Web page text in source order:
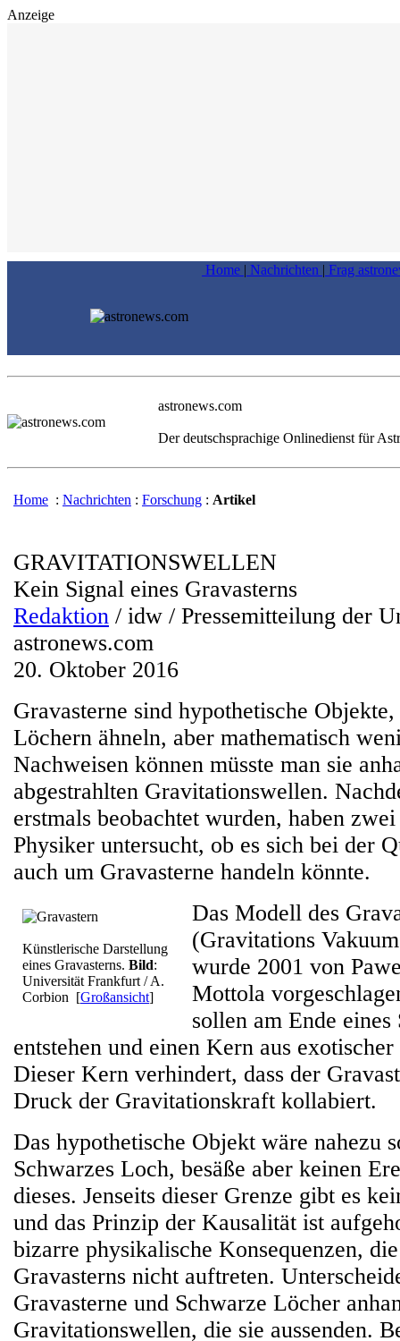
Anzeige
Home | Nachrichten | Frag
astronews.com
Der deutschsprachige Onlinedienst für
Home : Nachrichten : Forschung : Artikel
GRAVITATIONSWELLEN
Kein Signal eines Gravasterns
Redaktion / idw / Pressemitteilung der
astronews.com
20. Oktober 2016
Gravasterne sind hypothetische
Löchern ähneln, aber mathematisch
Nachweisen können müsste man sie
abgestrahlten Gravitationswellen.
erstmals beobachtet wurden, haben
Physiker untersucht, ob es sich bei der
auch um Gravasterne handeln könnte.
Künstlerische Darstellung
eines Gravasterns. Bild:
Universität Frankfurt / A.
Corbion [Großansicht]
Das Modell des
(Gravitations
wurde 2001 von
Mottola
sollen am Ende eines
entstehen und einen Kern aus
Dieser Kern verhindert, dass der
Druck der Gravitationskraft kollabiert.
Das hypothetische Objekt wäre nahezu
Schwarzes Loch, besäße aber keinen
dieses. Jenseits dieser Grenze gibt es
und das Prinzip der Kausalität ist
bizarre physikalische Konsequenzen,
Gravasterns nicht auftreten.
Gravasterne und Schwarze Löcher
Gravitationswellen, die sie aussenden.